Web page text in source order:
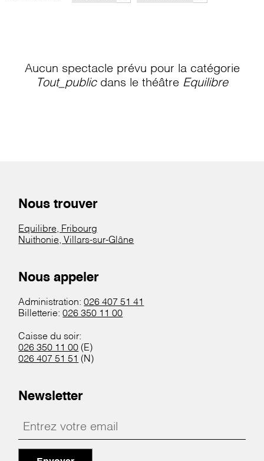
Aucun spectacle prévu pour la catégorie
Tout_publicdans le théâtre Equilibre
Nous trouver
Equilibre, Fribourg
Nuithonie, Villars-sur-Glâne
Nous appeler
Administration:026 407 51 41
Billetterie:026 350 11 00
Caisse du soir:
026 350 11 00 (E)
026 407 51 51 (N)
Newsletter